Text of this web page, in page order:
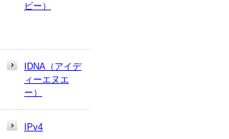
ビー）
IDNA（アイデ
ィーエヌエ
ー）
IPv4